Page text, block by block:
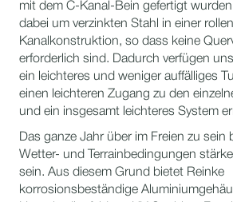
mit dem C-Kanal-Bein gefertigt
dabei um verzinkten Stahl in einer
Kanalkonstruktion, so dass keine
erforderlich sind. Dadurch verfügen
ein leichteres und weniger auffälliges
einen leichteren Zugang zu den
und ein insgesamt leichteres System
Das ganze Jahr über im Freien zu sein
Wetter- und Terrainbedingungen
sein. Aus diesem Grund bietet Reinke
korrosionsbeständige